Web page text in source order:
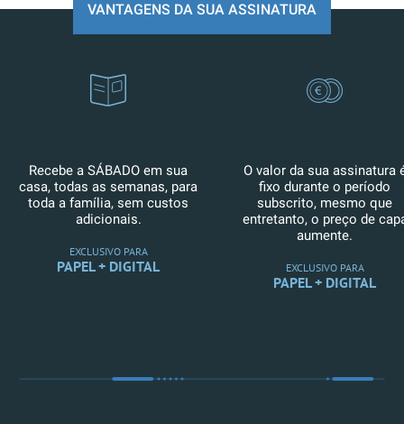
VANTAGENS DA SUA ASSINATURA
Recebe a SÁBADO em sua
casa, todas as semanas, para
toda a família, sem custos
adicionais.
EXCLUSIVO PARA
PAPEL + DIGITAL
O valor da sua assinatura
fixo durante o período
subscrito, mesmo que
entretanto, o preço de
aumente.
EXCLUSIVO PARA
PAPEL + DIGITAL